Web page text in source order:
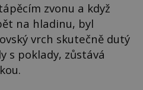
zvonu a když
na hladinu, byl
vrch skutečně dutý
s poklady, zůstává